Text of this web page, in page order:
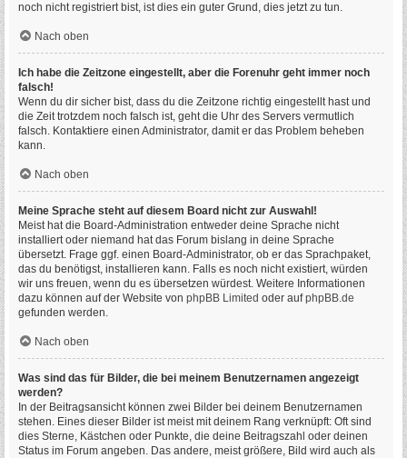
noch nicht registriert bist, ist dies ein guter Grund, dies jetzt zu tun.
Nach oben
Ich habe die Zeitzone eingestellt, aber die Forenuhr geht immer noch
falsch!
Wenn du dir sicher bist, dass du die Zeitzone richtig eingestellt hast und
die Zeit trotzdem noch falsch ist, geht die Uhr des Servers vermutlich
falsch. Kontaktiere einen Administrator, damit er das Problem beheben
kann.
Nach oben
Meine Sprache steht auf diesem Board nicht zur Auswahl!
Meist hat die Board-Administration entweder deine Sprache nicht
installiert oder niemand hat das Forum bislang in deine Sprache
übersetzt. Frage ggf. einen Board-Administrator, ob er das Sprachpaket,
das du benötigst, installieren kann. Falls es noch nicht existiert, würden
wir uns freuen, wenn du es übersetzen würdest. Weitere Informationen
dazu können auf der Website von phpBB Limited oder aufphpBB.de
gefunden werden.
Nach oben
Was sind das für Bilder, die bei meinem Benutzernamen angezeigt
werden?
In der Beitragsansicht können zwei Bilder bei deinem Benutzernamen
stehen. Eines dieser Bilder ist meist mit deinem Rang verknüpft: Oft sind
dies Sterne, Kästchen oder Punkte, die deine Beitragszahl oder deinen
Status im Forum angeben. Das andere, meist größere, Bild wird auch als